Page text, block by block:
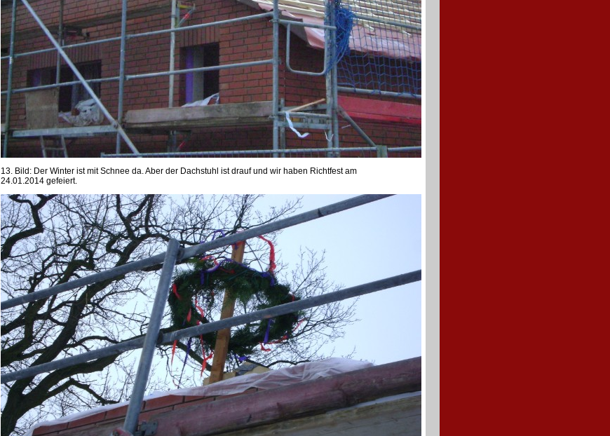
13. Bild: Der Winter ist mit Schnee da. Aber der Dachstuhl ist drauf und wir haben Richtfest am
24.01.2014 gefeiert.